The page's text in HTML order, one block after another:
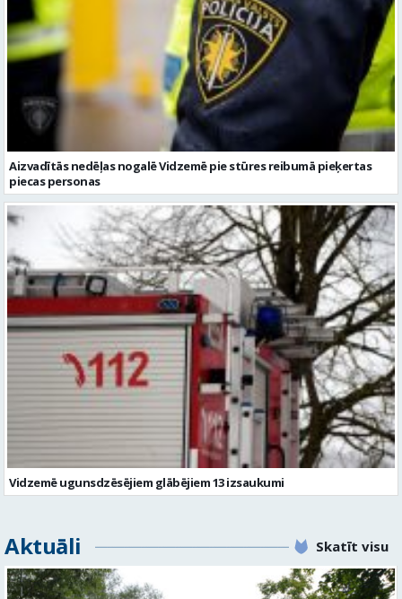
Aizvadītās nedēļas nogalē Vidzemē pie stūres reibumā pieķertas
piecas personas
Vidzemē ugunsdzēsējiem glābējiem 13 izsaukumi
Aktuāli Skatīt visu